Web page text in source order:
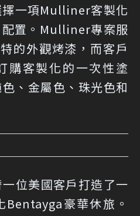
一項Mulliner客製化
置。Mulliner專案服
的外觀烤漆，而客戶
購客製化的一次性塗
、金屬色、珠光色和
位美國客戶打造了一
豪華休旅。